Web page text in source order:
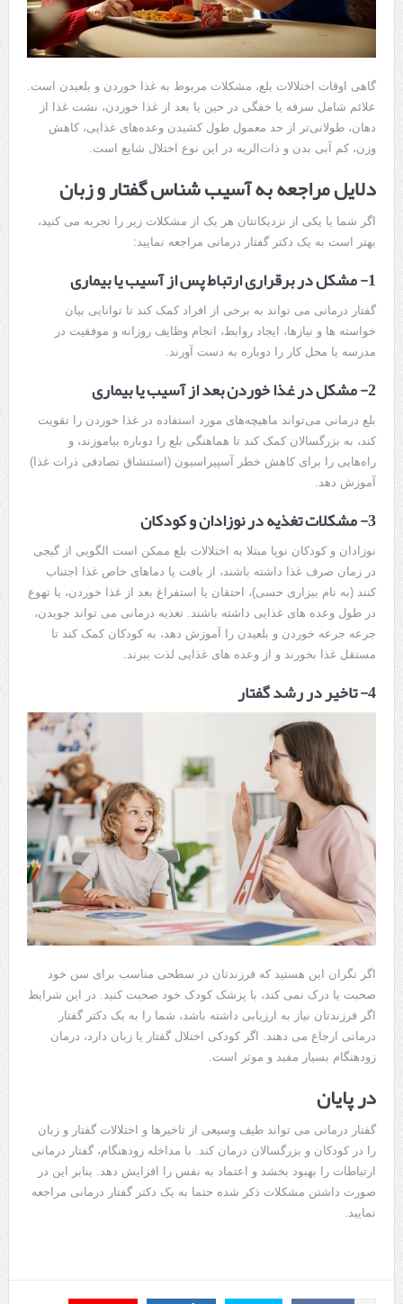
گاهی اوقات اختلالات بلع، مشکلات مربوط به غذا خوردن و بلعیدن است.
علائم شامل سرفه یا خفگی در حین یا بعد از غذا خوردن، نشت غذا از
دهان، طولانی‌تر از حد معمول طول کشیدن وعده‌های غذایی، کاهش
وزن، کم آبی بدن و ذات‌الریه در این نوع اختلال شایع است.
دلایل مراجعه به آسیب شناس گفتار و زبان
اگر شما یا یکی از نزدیکانتان هر یک از مشکلات زیر را تجربه می کنید،
بهتر است به یک دکتر گفتار درمانی مراجعه نمایید:
1- مشکل در برقراری ارتباط پس از آسیب یا بیماری
گفتار درمانی می تواند به برخی از افراد کمک کند تا توانایی بیان
خواسته ها و نیازها، ایجاد روابط، انجام وظایف روزانه و موفقیت در
مدرسه یا محل کار را دوباره به دست آورند.
2- مشکل در غذا خوردن بعد از آسیب یا بیماری
بلع درمانی می‌تواند ماهیچه‌های مورد استفاده در غذا خوردن را تقویت
کند، به بزرگسالان کمک کند تا هماهنگی بلع را دوباره بیاموزند، و
راه‌هایی را برای کاهش خطر آسپیراسیون (استنشاق تصادفی ذرات غذا)
آموزش دهد.
3- مشکلات تغذیه در نوزادان و کودکان
نوزادان و کودکان نوپا مبتلا به اختلالات بلع ممکن است الگویی از گیجی
در زمان صرف غذا داشته باشند، از بافت یا دماهای خاص غذا اجتناب
کنند (به نام بیزاری حسی)، احتقان یا استفراغ بعد از غذا خوردن، یا تهوع
در طول وعده های غذایی داشته باشند. تغذیه درمانی می تواند جویدن،
جرعه جرعه خوردن و بلعیدن را آموزش دهد، به کودکان کمک کند تا
مستقل غذا بخورند و از وعده های غذایی لذت ببرند.
4- تاخیر در رشد گفتار
اگر نگران این هستید که فرزندتان در سطحی مناسب برای سن خود
صحبت یا درک نمی کند، با پزشک کودک خود صحبت کنید. در این شرایط
اگر فرزندتان نیاز به ارزیابی داشته باشد، شما را به یک دکتر گفتار
درمانی ارجاع می دهند. اگر کودکی اختلال گفتار یا زبان دارد، درمان
زودهنگام بسیار مفید و موثر است.
در پایان
گفتار درمانی می تواند طیف وسیعی از تاخیرها و اختلالات گفتار و زبان
را در کودکان و بزرگسالان درمان کند. با مداخله زودهنگام، گفتار درمانی
ارتباطات را بهبود بخشد و اعتماد به نفس را افزایش دهد. بنابر این در
صورت داشتن مشکلات ذکر شده حتما به یک دکتر گفتار درمانی مراجعه
نمایید.